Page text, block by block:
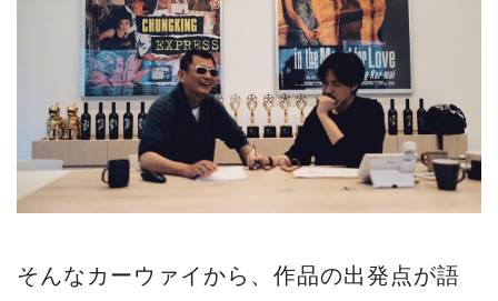
そんなカーウァイから、作品の出発点が語